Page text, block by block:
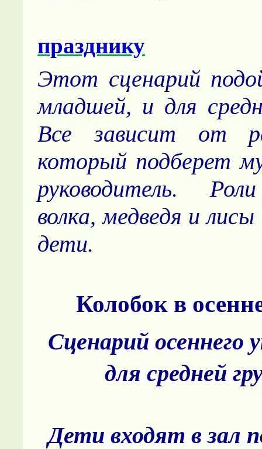
празднику
Этот сценарий
младшей, и для
Все зависит от
который подберет
руководитель.
волка, медведя и
дети.
Колобок в
Сценарий осеннего
для средней
Дети входят в зал